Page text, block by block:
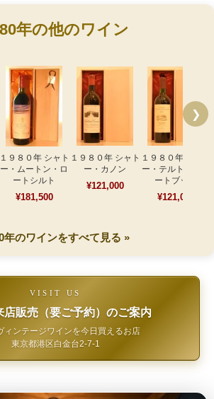
年の他のワイン
１９８０年 シャト
ー・ムートン・ロ
ートシルト
¥181,500
１９８０年 シャト
ー・カノン
¥121,000
１９８０年 シャト
ー・テルトル・ロ
ートブッフ
¥121,000
❯
年のワインをすべて見る »
VISIT US
店販売（要ご予約）のご案内
ィンテージワインを今日買えるお店
東京都港区白金台2-7-1